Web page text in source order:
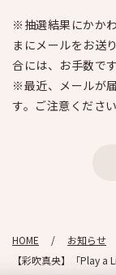
※抽選結果にかか
まにメールをお送
合には、お手数で
※最近、メールが
す。ご注意ください
HOME お知らせ
【彩吹真央】「Play